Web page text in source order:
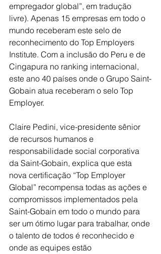
empregador global”, em tradução
livre). Apenas 15 empresas em todo o
mundo receberam este selo de
reconhecimento do Top Employers
Institute. Com a inclusão do Peru e de
Cingapura no ranking internacional,
este ano 40 países onde o Grupo Saint-
Gobain atua receberam o selo Top
Employer.
Claire Pedini, vice-presidente sênior
de recursos humanos e
responsabilidade social corporativa
da Saint-Gobain, explica que esta
nova certificação “Top Employer
Global” recompensa todas as ações e
compromissos implementados pela
Saint-Gobain em todo o mundo para
ser um ótimo lugar para trabalhar, onde
o talento de todos é reconhecido e
onde as equipes estão